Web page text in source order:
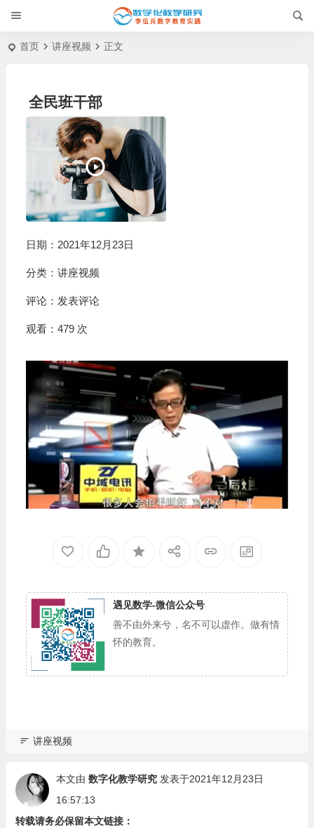
首页 讲座视频 正文
全民班干部
日期：2021年12月23日
分类： 讲座视频
评论： 发表评论
观看：479 次
频
播
放
器
遇见数学-微信公众号
善不由外来兮，名不可以虚作。做有情
怀的教育。
讲座视频
本文由 数字化教学研究 发表于2021年12月23日
16:57:13
转载请务必保留本文链接：